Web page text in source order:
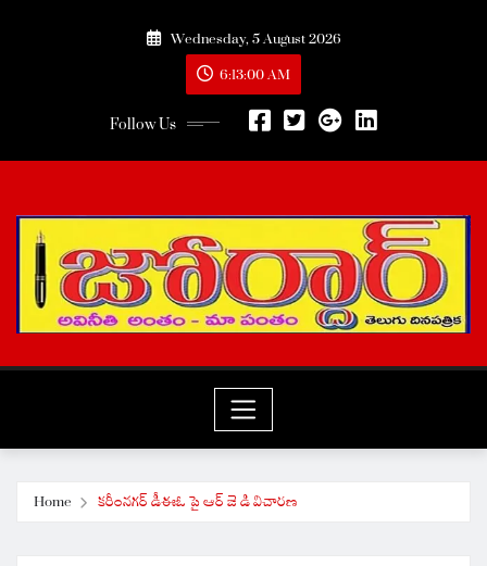
Wednesday, 5 August 2026
6:13:01 AM
Follow Us
Home కరీంనగర్ డీఈఓ పై ఆర్ జె డి విచారణ